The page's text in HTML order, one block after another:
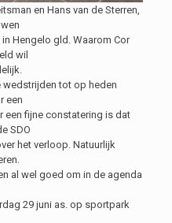
en Hans van de Sterren,
Hengelo gld. Waarom Cor
wil
wedstrijden tot op heden
een
een fijne constatering is dat
SDO
het verloop. Natuurlijk
al wel goed om in de agenda
29 juni as. op sportpark